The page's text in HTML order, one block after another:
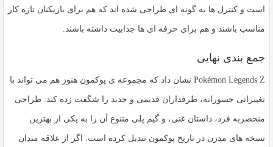
است و کنترل ها به گونه ای طراحی شده اند که هم برای بازیکنان تازه کار
مناسب باشند و هم برای حرفه ای ها جذابیت داشته باشند.
جمع بندی نهایی
Pokémon Legends Z نشان داد که مجموعه ی پوکمون هنوز هم می تواند با
تغییراتی جسورانه، طرفداران قدیمی و جدید را شگفت زده کند. طراحی
منحصربه فرد، داستان غنی، و گیم پلی متنوع آن را به یکی از بهترین
نسخه های مدرن در تاریخ پوکمون تبدیل کرده است. اگر از علاقه مندان